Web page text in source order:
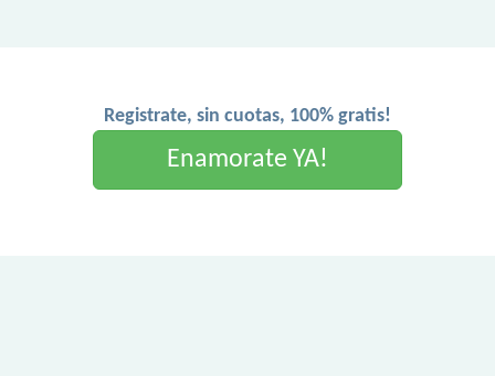
Registrate, sin cuotas, 100% gratis!
Enamorate YA!